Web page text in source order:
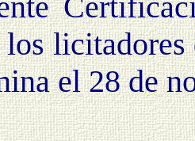
el 28 de